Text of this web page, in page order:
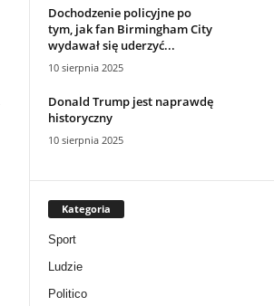
Dochodzenie policyjne po
tym, jak fan Birmingham City
wydawał się uderzyć...
10 sierpnia 2025
Donald Trump jest naprawdę
historyczny
10 sierpnia 2025
Kategoria
Sport
Ludzie
Politico